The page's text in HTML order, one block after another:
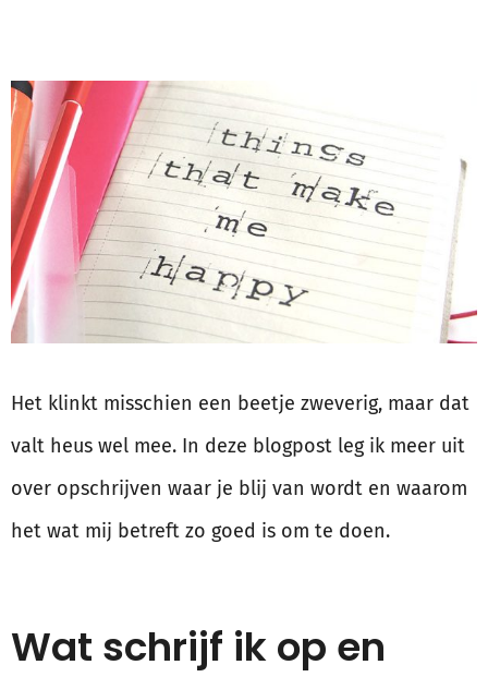
Het klinkt misschien een beetje zweverig, maar dat
valt heus wel mee. In deze blogpost leg ik meer uit
over opschrijven waar je blij van wordt en waarom
het wat mij betreft zo goed is om te doen.
Wat schrijf ik op en